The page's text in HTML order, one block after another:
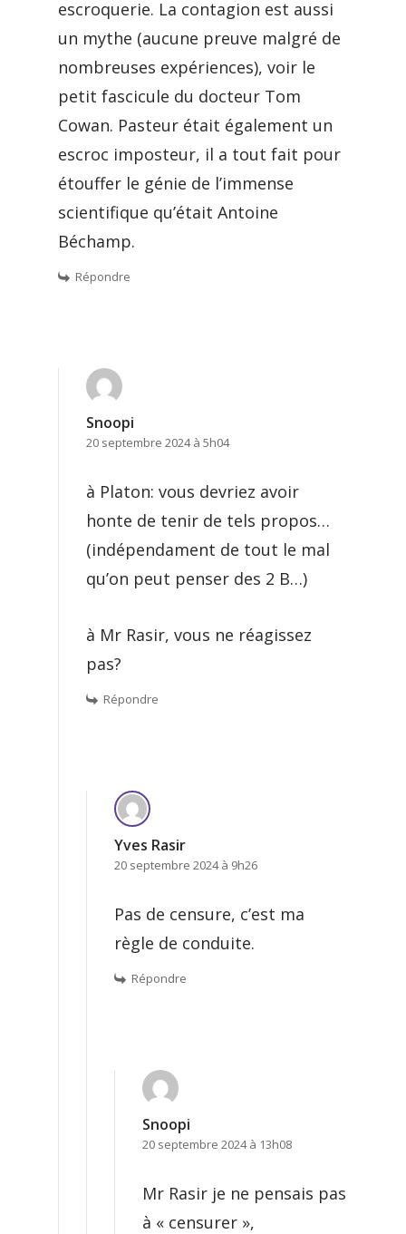
escroquerie. La contagion est aussi
un mythe (aucune preuve malgré de
nombreuses expériences), voir le
petit fascicule du docteur Tom
Cowan. Pasteur était également un
escroc imposteur, il a tout fait pour
étouffer le génie de l’immense
scientifique qu’était Antoine
Béchamp.
Répondre
Snoopi
20 septembre 2024 à 5h04
à Platon: vous devriez avoir
honte de tenir de tels propos…
(indépendament de tout le mal
qu’on peut penser des 2 B…)
à Mr Rasir, vous ne réagissez
pas?
Répondre
Yves Rasir
20 septembre 2024 à 9h26
Pas de censure, c’est ma
règle de conduite.
Répondre
Snoopi
20 septembre 2024 à 13h08
Mr Rasir je ne pensais pas
à « censurer »,